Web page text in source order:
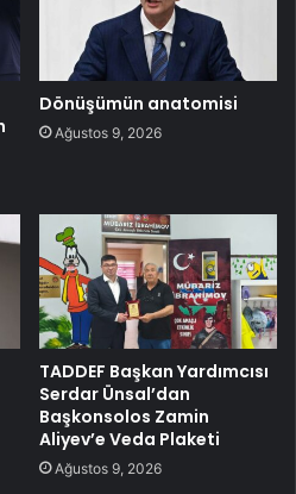
Dönüşümün anatomisi
Ağustos 9, 2026
TADDEF Başkan Yardımcısı
Serdar Ünsal’dan
Başkonsolos Zamin
Aliyev’e Veda Plaketi
Ağustos 9, 2026